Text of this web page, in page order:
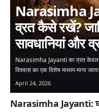
Narasimha
व्रत कैसे रखें?
सावधानियां और
Narasimha Jayanti का व्रत केवल
विश्वास का एक विशेष माध्यम माना
April 24, 2026
Narasimha Jayanti: